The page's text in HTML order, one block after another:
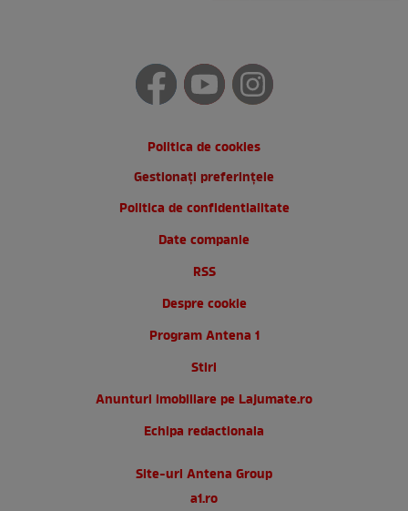
Politica de cookies
Gestionați preferințele
Politica de confidentialitate
Date companie
RSS
Despre cookie
Program Antena 1
Stiri
Anunturi imobiliare pe Lajumate.ro
Echipa redactionala
Site-uri Antena Group
a1.ro